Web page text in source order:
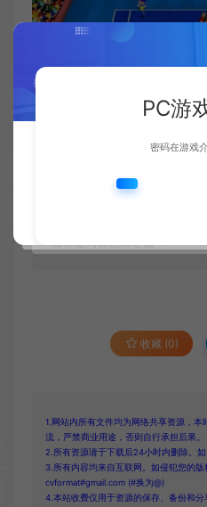
如有疑问请联系客服！
收藏 (0)
1.网站内所有文件均为网络共享资源，本
流，严禁商业用途，否则自行承担后果。
2.所有资源请于下载后24小时内删除。
3.所有内容均来自互联网。如侵犯您的版
cvformat#gmail.com (#换为@)
4.本站收费仅用于资源的保存、备份和
PC游
密码在游戏